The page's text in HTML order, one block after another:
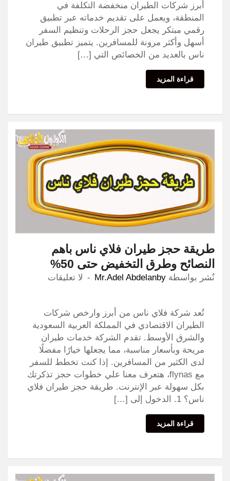
أبرز شركات الطيران منخفضة التكلفة في
المنطقة، ويعمل على تقديم خدماته عبر تطبيق
رقمي مبتكر يجعل حجز الرحلات وتنظيم السفر
أسهل وأكثر مرونة للمسافرين. يتميز تطبيق طيران
ناس بالعديد من الخصائص التي […]
قراءة المزيد
طريقة حجز طيران فلاي ناس باهم
النصائح وطرق التخفيض حتى 50%
نٌشر بواسطة Mr.Adel Abdelanby لا تعليقات
تُعد شركة فلاي ناس من أبرز وارخص شركات
الطيران الاقتصادي في المملكة العربية السعودية
والشرق الأوسط. تقدم الشركة خدمات طيران
مريحة وبأسعار مناسبة، مما يجعلها خيارًا مفضلًا
لدى الكثير من المسافرين. إذا كنت تخطط للسفر
مع flynas، هتعرف معنا علي خطوات حجز تذكرتك
بكل سهولة عبر الإنترنت. طريقة حجز طيران فلاي
ناس؟ 1. الدخول إلى […]
قراءة المزيد